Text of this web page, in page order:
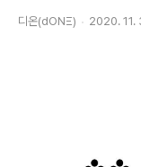
디온(dONΞ) 2020. 11.